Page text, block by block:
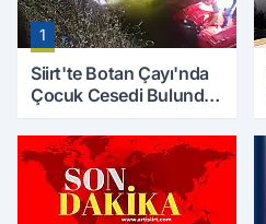
1
Siirt'te Botan Çayı'nda
Çocuk Cesedi Bulundu:
Çalışmaları Başlıyor